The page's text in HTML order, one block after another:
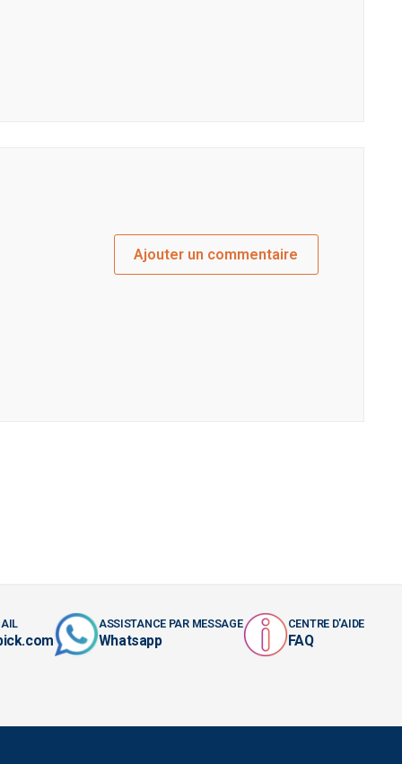
Ajouter un commentaire
ASSISTANCE PAR MESSAGE
Whatsapp
CENTRE D'AIDE
FAQ